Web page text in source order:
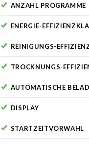
ANZAHL PROGRAMME
ENERGIE-
REINIGUNGS-
TROCKNUNGS-
AUTOMATISCHE
DISPLAY
STARTZEITVORWAHL